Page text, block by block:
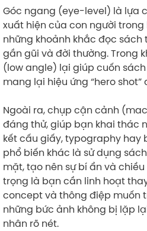
Góc ngang (eye-level) là lựa
xuất hiện của con người
những khoảnh khắc đọc
gần gũi và đời thường. Trong
(low angle) lại giúp cuốn
mang lại hiệu ứng “hero
Ngoài ra, chụp cận cảnh
đáng thử, giúp bạn khai thác
kết cấu giấy, typography hay
phổ biến khác là sử dụng
mặt, tạo nên sự bí ẩn và
trọng là bạn cần linh hoạt
concept và thông điệp muốn
những bức ảnh không bị lặp
nhân rõ nét.